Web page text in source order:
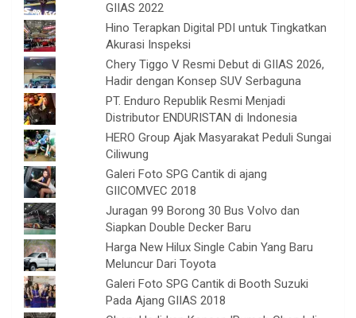
GIIAS 2022
Hino Terapkan Digital PDI untuk Tingkatkan
Akurasi Inspeksi
Chery Tiggo V Resmi Debut di GIIAS 2026,
Hadir dengan Konsep SUV Serbaguna
PT. Enduro Republik Resmi Menjadi
Distributor ENDURISTAN di Indonesia
HERO Group Ajak Masyarakat Peduli Sungai
Ciliwung
Galeri Foto SPG Cantik di ajang
GIICOMVEC 2018
Juragan 99 Borong 30 Bus Volvo dan
Siapkan Double Decker Baru
Harga New Hilux Single Cabin Yang Baru
Meluncur Dari Toyota
Galeri Foto SPG Cantik di Booth Suzuki
Pada Ajang GIIAS 2018